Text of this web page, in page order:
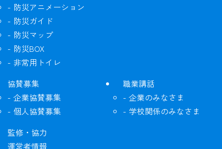
防災アニメーション
防災ガイド
防災マップ
防災BOX
非常用トイレ
協賛募集
企業協賛募集
個人協賛募集
職業講話
企業のみなさま
学校関係のみなさま
監修・協力
運営者情報